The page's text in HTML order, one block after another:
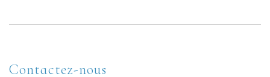
Contactez-nous